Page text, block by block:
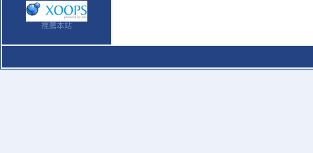
推薦本站